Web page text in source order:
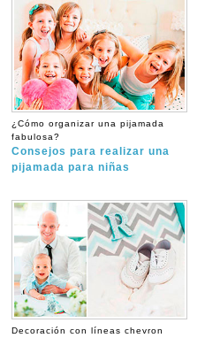
¿Cómo organizar una pijamada
fabulosa?
Consejos para realizar una
pijamada para niñas
Decoración con líneas chevron